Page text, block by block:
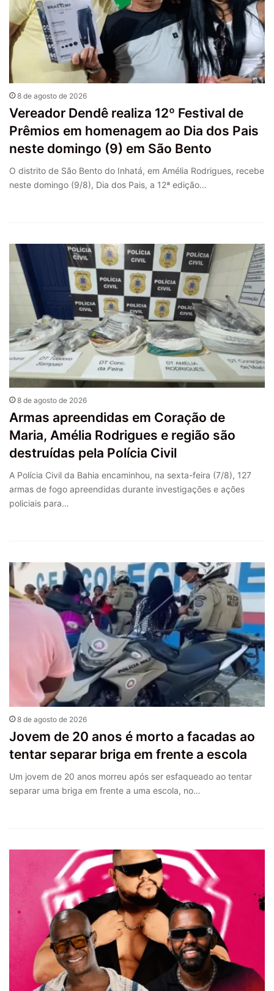
8 de agosto de 2026
Vereador Dendê realiza 12º Festival de
Prêmios em homenagem ao Dia dos Pais
neste domingo (9) em São Bento
O distrito de São Bento do Inhatá, em Amélia Rodrigues, recebe
neste domingo (9/8), Dia dos Pais, a 12ª edição…
8 de agosto de 2026
Armas apreendidas em Coração de
Maria, Amélia Rodrigues e região são
destruídas pela Polícia Civil
A Polícia Civil da Bahia encaminhou, na sexta-feira (7/8), 127
armas de fogo apreendidas durante investigações e ações
policiais para…
8 de agosto de 2026
Jovem de 20 anos é morto a facadas ao
tentar separar briga em frente a escola
Um jovem de 20 anos morreu após ser esfaqueado ao tentar
separar uma briga em frente a uma escola, no…